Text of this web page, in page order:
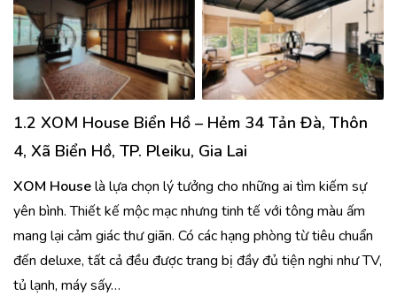
No Caption No Caption
1.2 XOM House Biển Hồ – Hẻm 34 Tản Đà, Thôn
4, Xã Biển Hồ, TP. Pleiku, Gia Lai
XOM Houselà lựa chọn lý tưởng cho những ai tìm kiếm sự
yên bình. Thiết kế mộc mạc nhưng tinh tế với tông màu ấm
mang lại cảm giác thư giãn. Có các hạng phòng từ tiêu chuẩn
đến deluxe, tất cả đều được trang bị đầy đủ tiện nghi như TV,
tủ lạnh, máy sấy…